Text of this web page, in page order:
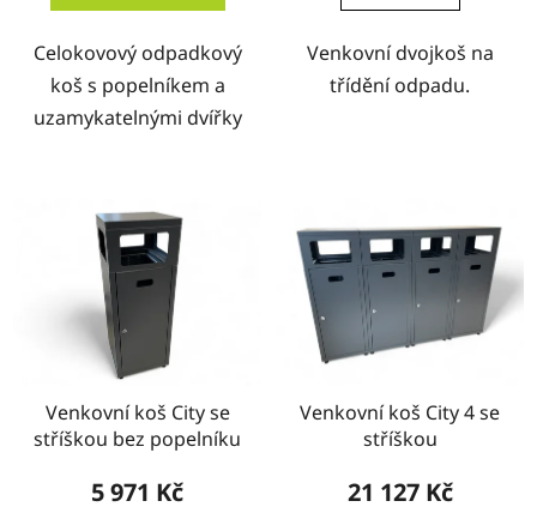
Celokovový odpadkový
koš s popelníkem a
uzamykatelnými dvířky
Venkovní dvojkoš na
třídění odpadu.
Venkovní koš City se
stříškou bez popelníku
5 971 Kč
Venkovní koš City 4 se
stříškou
21 127 Kč